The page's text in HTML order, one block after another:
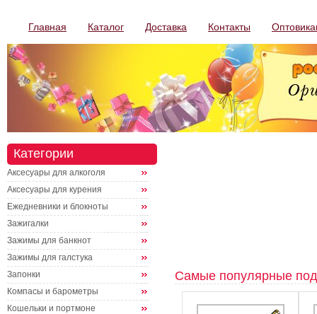
Главная Каталог Доставка Контакты
Категории
Аксесуары для алкоголя
Аксесуары для курения
Ежедневники и блокноты
Зажигалки
Зажимы для банкнот
Зажимы для галстука
Запонки
Компасы и барометры
Кошельки и портмоне
Самые популярные